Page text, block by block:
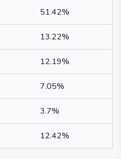
51.42%
13.22%
12.19%
7.05%
3.7%
12.42%